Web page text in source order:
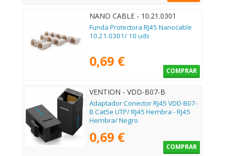
NANO CABLE - 10.21.0301
Funda Protectora RJ45 Nanocable
10.21.0301/ 10 uds
0,69 €
COMPRAR
VENTION - VDD-B07-B
Adaptador Conector RJ45 VDD-B07-
B Cat5e UTP/ RJ45 Hembra - RJ45
Hembra/ Negro
0,69 €
COMPRAR